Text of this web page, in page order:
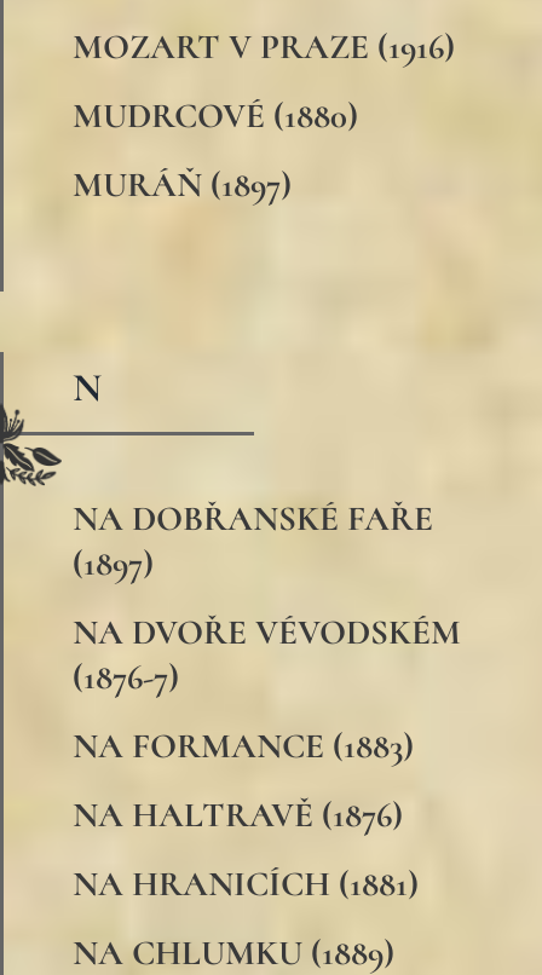
MOZART V PRAZE (1916)
MUDRCOVÉ (1880)
MURÁŇ (1897)
N
NA DOBŘANSKÉ FAŘE
(1897)
NA DVOŘE VÉVODSKÉM
(1876-7)
NA FORMANCE (1883)
NA HALTRAVĚ (1876)
NA HRANICÍCH (1881)
NA CHLUMKU (1889)